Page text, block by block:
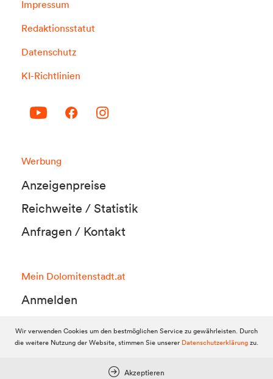
Impressum
Redaktionsstatut
Datenschutz
KI-Richtlinien
Werbung
Anzeigenpreise
Reichweite / Statistik
Anfragen / Kontakt
Mein Dolomitenstadt.at
Anmelden
FAQ & Service
Wir verwenden Cookies um den bestmöglichen Service zu gewährleisten. Durch
die weitere Nutzung der Website, stimmen Sie unserer Datenschutzerklärungzu.
Akzeptieren